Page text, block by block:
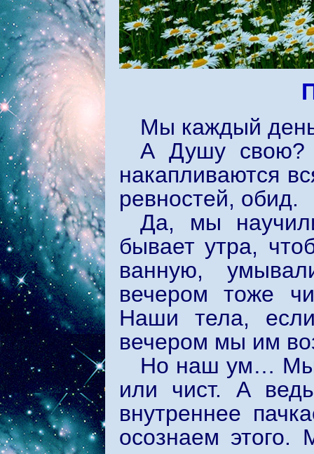
Мы каждый
А Душу свою?
накапливаются
ревностей, обид.
Да, мы
бывает утра,
ванную,
вечером тоже
Наши тела,
вечером мы им
Но наш ум… Мы
или чист. А
внутреннее
осознаем